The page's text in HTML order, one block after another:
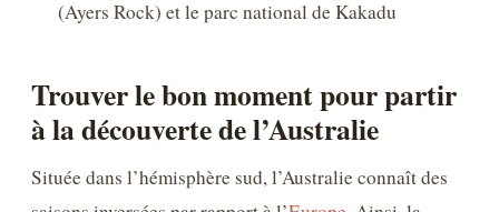
(Ayers Rock) et le parc national de Kakadu
Trouver le bon moment pour partir
à la découverte de l’Australie
Située dans l’hémisphère sud, l’Australie connaît des